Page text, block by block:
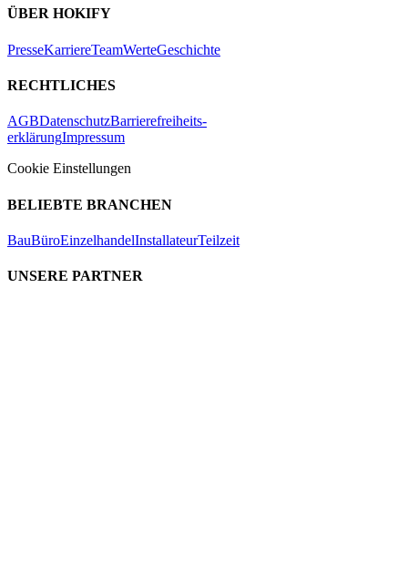
ÜBER HOKIFY
PresseKarriereTeamWerteGeschichte
RECHTLICHES
AGBDatenschutzBarrierefreiheits-
erklärungImpressum
Cookie Einstellungen
BELIEBTE BRANCHEN
BauBüroEinzelhandelInstallateurTeilzeit
UNSERE PARTNER